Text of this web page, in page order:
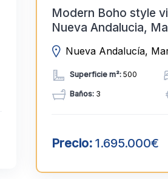
Modern Boho style
Nueva Andalucia,
Nueva Andalucía,
Superficie m²:500
Baños:3
Precio:1.695.000€